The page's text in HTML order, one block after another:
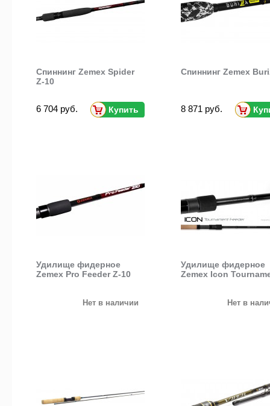
Спиннинг Zemex Spider
Z-10
6 704 руб. Купить
Спиннинг Zemex
8 871 руб.
Удилище фидерное
Zemex Pro Feeder Z-10
Нет в наличии
Удилище фидерное
Zemex Icon
Нет в